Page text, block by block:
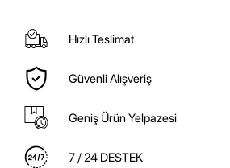
Hızlı Teslimat
Güvenli Alışveriş
Geniş Ürün Yelpazesi
7 / 24 DESTEK